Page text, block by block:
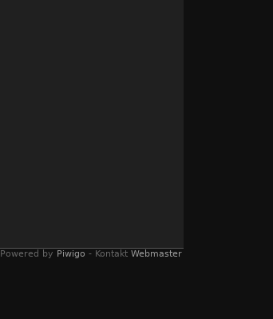
Powered by Piwigo - Kontakt Webmaster